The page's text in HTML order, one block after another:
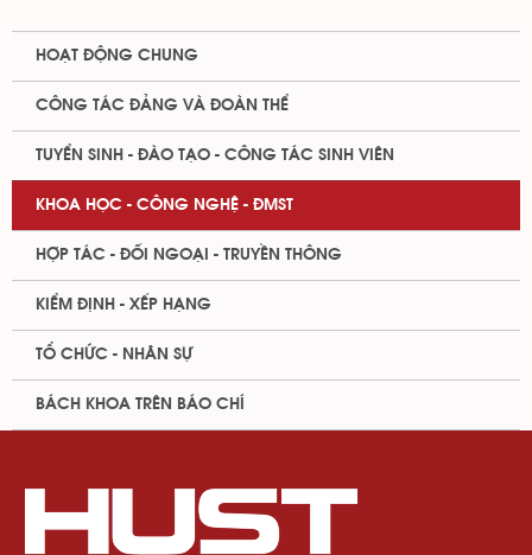
HOẠT ĐỘNG CHUNG
CÔNG TÁC ĐẢNG VÀ ĐOÀN THỂ
TUYỂN SINH - ĐÀO TẠO - CÔNG TÁC SINH VIÊN
KHOA HỌC - CÔNG NGHỆ - ĐMST
HỢP TÁC - ĐỐI NGOẠI - TRUYỀN THÔNG
KIỂM ĐỊNH - XẾP HẠNG
TỔ CHỨC - NHÂN SỰ
BÁCH KHOA TRÊN BÁO CHÍ